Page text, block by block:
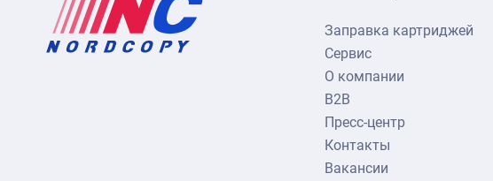
Заправка картриджей
Сервис
О компании
B2B
Пресс-центр
Контакты
Вакансии